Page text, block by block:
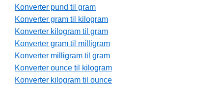
Konverter pund til gram
Konverter gram til kilogram
Konverter kilogram til gram
Konverter gram til milligram
Konverter milligram til gram
Konverter ounce til kilogram
Konverter kilogram til ounce